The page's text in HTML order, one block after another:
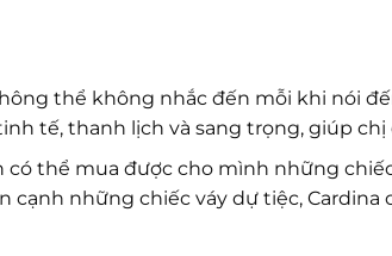
thể không nhắc đến mỗi khi nói
tế, thanh lịch và sang trọng, giúp
có thể mua được cho mình những
cạnh những chiếc váy dự tiệc,